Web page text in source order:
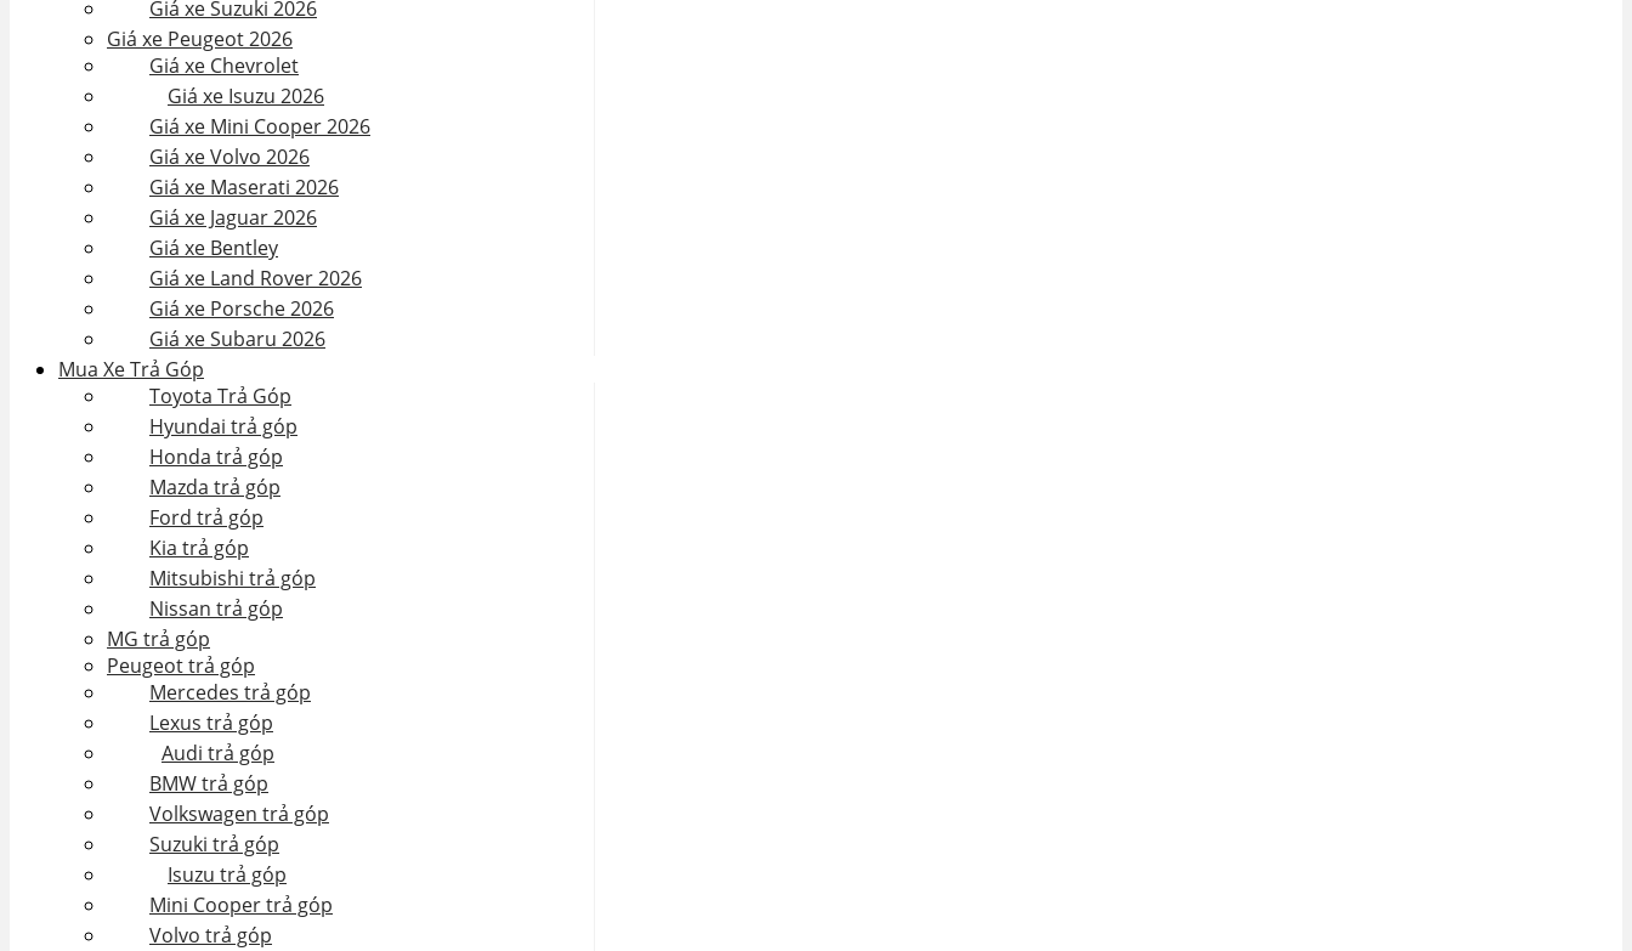
Giá xe Suzuki 2026
Giá xe Peugeot 2026
Giá xe Chevrolet
Giá xe Isuzu 2026
Giá xe Mini Cooper 2026
Giá xe Volvo 2026
Giá xe Maserati 2026
Giá xe Jaguar 2026
Giá xe Bentley
Giá xe Land Rover 2026
Giá xe Porsche 2026
Giá xe Subaru 2026
Mua Xe Trả Góp
Toyota Trả Góp
Hyundai trả góp
Honda trả góp
Mazda trả góp
Ford trả góp
Kia trả góp
Mitsubishi trả góp
Nissan trả góp
MG trả góp
Peugeot trả góp
Mercedes trả góp
Lexus trả góp
Audi trả góp
BMW trả góp
Volkswagen trả góp
Suzuki trả góp
Isuzu trả góp
Mini Cooper trả góp
Volvo trả góp